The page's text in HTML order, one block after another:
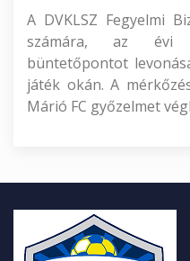
A DVKLSZ Fegyelmi
számára, az évi
büntetőpontot
játék okán. A
Márió FC győzelmet